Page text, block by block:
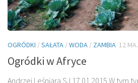
OGRÓDKI /SAŁATA /WODA / ZAMBIA 12
Ogródki w Afryce
Andrzej Leśniara SJ 17.01.2015 W tym